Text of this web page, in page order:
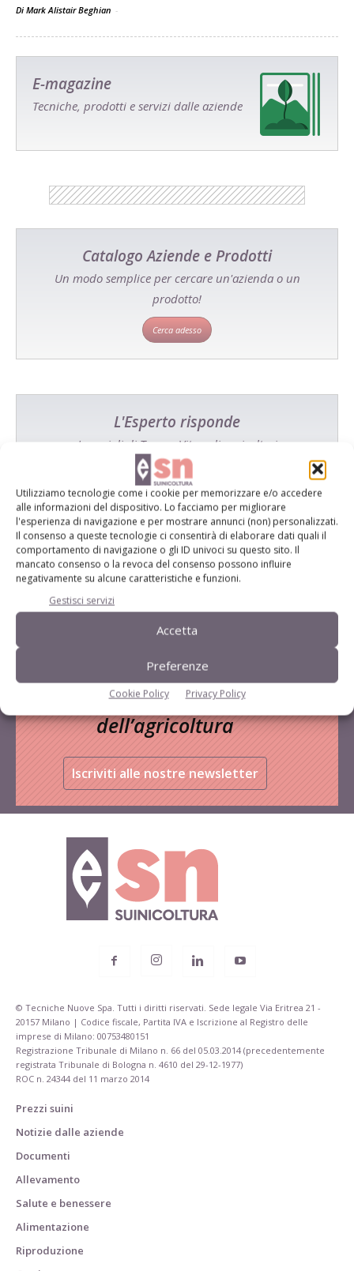
Utilizziamo tecnologie come i cookie per memorizzare e/o accedere
alle informazioni del dispositivo. Lo facciamo per migliorare
l'esperienza di navigazione e per mostrare annunci (non) personalizzati.
Il consenso a queste tecnologie ci consentirà di elaborare dati quali il
comportamento di navigazione o gli ID univoci su questo sito. Il
mancato consenso o la revoca del consenso possono influire
negativamente su alcune caratteristiche e funzioni.
Gestisci servizi
Accetta
Preferenze
Cookie Policy Privacy Policy
Di Mark Alistair Beghian -
E-magazine
Tecniche, prodotti e servizi dalle aziende
Catalogo Aziende e Prodotti
Un modo semplice per cercare un'azienda o un
prodotto!
Cerca adesso
L'Esperto risponde
I consigli di Terra e Vita agli agricoltori
Cerca adesso
Rimani aggiornato sul mondo
dell’agricoltura
Iscriviti alle nostre newsletter
© Tecniche Nuove Spa. Tutti i diritti riservati. Sede legale Via Eritrea 21 -
20157 Milano | Codice fiscale, Partita IVA e Iscrizione al Registro delle
imprese di Milano: 00753480151
Registrazione Tribunale di Milano n. 66 del 05.03.2014 (precedentemente
registrata Tribunale di Bologna n. 4610 del 29-12-1977)
ROC n. 24344 del 11 marzo 2014
Prezzi suini
Notizie dalle aziende
Documenti
Allevamento
Salute e benessere
Alimentazione
Riproduzione